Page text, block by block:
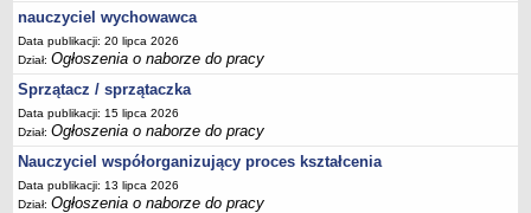
nauczyciel wychowawca
Data publikacji: 20 lipca 2026
Dział:Ogłoszenia o naborze do pracy
Sprzątacz / sprzątaczka
Data publikacji: 15 lipca 2026
Dział:Ogłoszenia o naborze do pracy
Nauczyciel współorganizujący proces kształcenia
Data publikacji: 13 lipca 2026
Dział:Ogłoszenia o naborze do pracy